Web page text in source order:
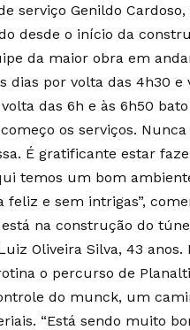
serviço Genildo
desde o início da
da maior obra em
dias por volta das 4h30
das 6h e às 6h50
os serviços.
É gratificante estar
temos um bom
e sem intrigas”,
na construção do
Oliveira Silva, 43 anos.
o percurso de
do munck, um
“Está sendo muito